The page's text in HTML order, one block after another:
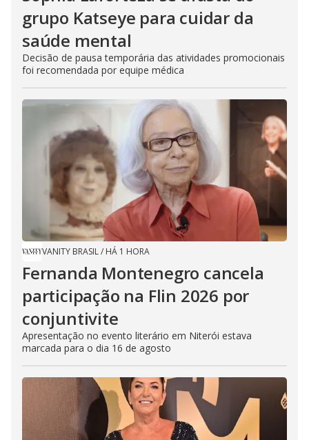
grupo Katseye para cuidar da
saúde mental
Decisão de pausa temporária das atividades promocionais
foi recomendada por equipe médica
VANITY BRASIL/ HÁ 1 HORA
Fernanda Montenegro cancela
participação na Flin 2026 por
conjuntivite
Apresentação no evento literário em Niterói estava
marcada para o dia 16 de agosto